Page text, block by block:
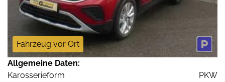
Fahrzeug vor Ort
Allgemeine Daten:
Karosserieform
PKW